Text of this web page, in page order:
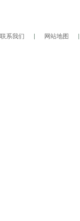
联系我们 网站地图